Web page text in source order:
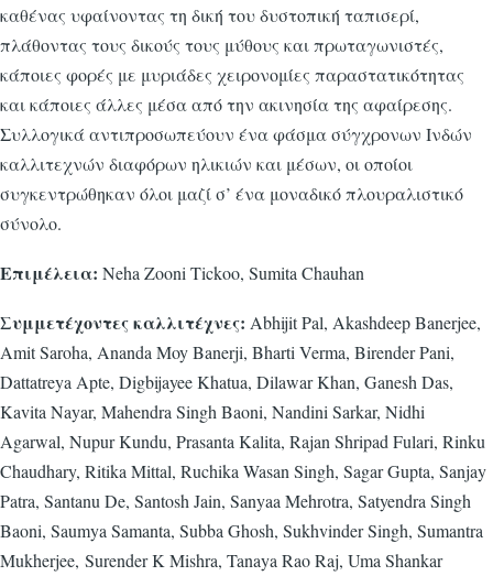
καθένας υφαίνοντας τη δική του δυστοπική ταπισερί,
πλάθοντας τους δικούς τους μύθους και πρωταγωνιστές,
κάποιες φορές με μυριάδες χειρονομίες παραστατικότητας
και κάποιες άλλες μέσα από την ακινησία της αφαίρεσης.
Συλλογικά αντιπροσωπεύουν ένα φάσμα σύγχρονων Ινδών
καλλιτεχνών διαφόρων ηλικιών και μέσων, οι οποίοι
συγκεντρώθηκαν όλοι μαζί σ’ ένα μοναδικό πλουραλιστικό
σύνολο.
Επιμέλεια: Neha Zooni Tickoo, Sumita Chauhan
Συμμετέχοντες καλλιτέχνες: Abhijit Pal, Akashdeep Banerjee,
Amit Saroha, Ananda Moy Banerji, Bharti Verma, Birender Pani,
Dattatreya Apte, Digbijayee Khatua, Dilawar Khan, Ganesh Das,
Kavita Nayar, Mahendra Singh Baoni, Nandini Sarkar, Nidhi
Agarwal, Nupur Kundu, Prasanta Kalita, Rajan Shripad Fulari, Rinku
Chaudhary, Ritika Mittal, Ruchika Wasan Singh, Sagar Gupta, Sanjay
Patra, Santanu De, Santosh Jain, Sanyaa Mehrotra, Satyendra Singh
Baoni, Saumya Samanta, Subba Ghosh, Sukhvinder Singh, Sumantra
Mukherjee, Surender K Mishra, Tanaya Rao Raj, Uma Shankar